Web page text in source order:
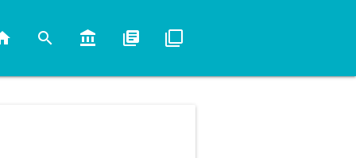
search account_balance library_books filter_none